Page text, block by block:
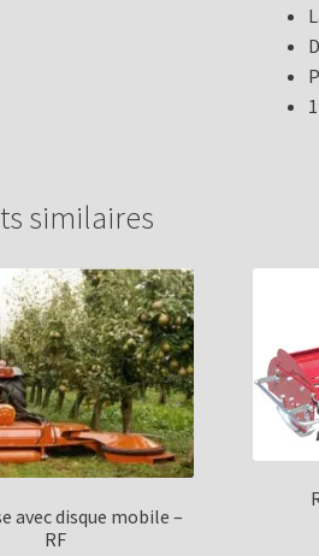
similaires
avec disque mobile –
RF